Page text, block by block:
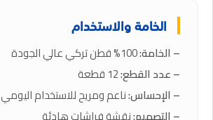
الخامة والاستخدام
– الخامة:
– عدد القطع:
– الإحساس:ناعم ومريح للاستخدام اليومي